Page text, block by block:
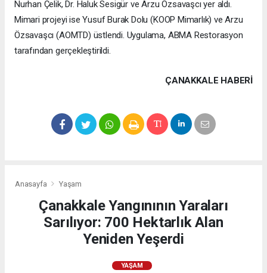
Nurhan Çelik, Dr. Haluk Sesigür ve Arzu Özsavaşcı yer aldı.
Mimari projeyi ise Yusuf Burak Dolu (KOOP Mimarlık) ve Arzu
Özsavaşcı (AOMTD) üstlendi. Uygulama, ABMA Restorasyon
tarafından gerçekleştirildi.
ÇANAKKALE HABERİ
Anasayfa Yaşam
Çanakkale Yangınının Yaraları
Sarılıyor: 700 Hektarlık Alan
Yeniden Yeşerdi
YAŞAM